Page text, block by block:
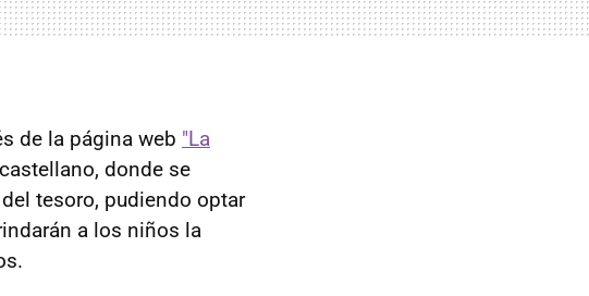
de la página web "La
donde se
tesoro, pudiendo optar
a los niños la